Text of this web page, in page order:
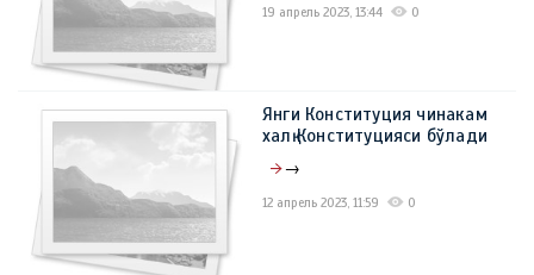
19 апрель 2023, 13:44 0
Янги Конституция чинакам
халқ Конституцияси бўлади
→
12 апрель 2023, 11:59 0